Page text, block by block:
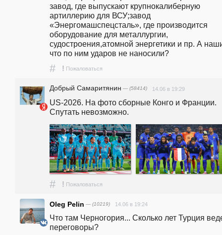
завод, где выпускают крупнокалиберную
артиллерию для ВСУ;завод
«Энергомашспецсталь», где производится
оборудование для металлургии,
судостроения,атомной энергетики и пр. А
что по ним ударов не наносили?
# ! Пожаловаться
Добрый Самаритянин — (58414) 14.06 в 19:29
US-2026. На фото сборные Конго и Франции.
Спутать невозможно.
# ! Пожаловаться
Oleg Pelin — (10219) 14.06 в 19:24
Что там Черногория... Сколько лет Турция
переговоры?